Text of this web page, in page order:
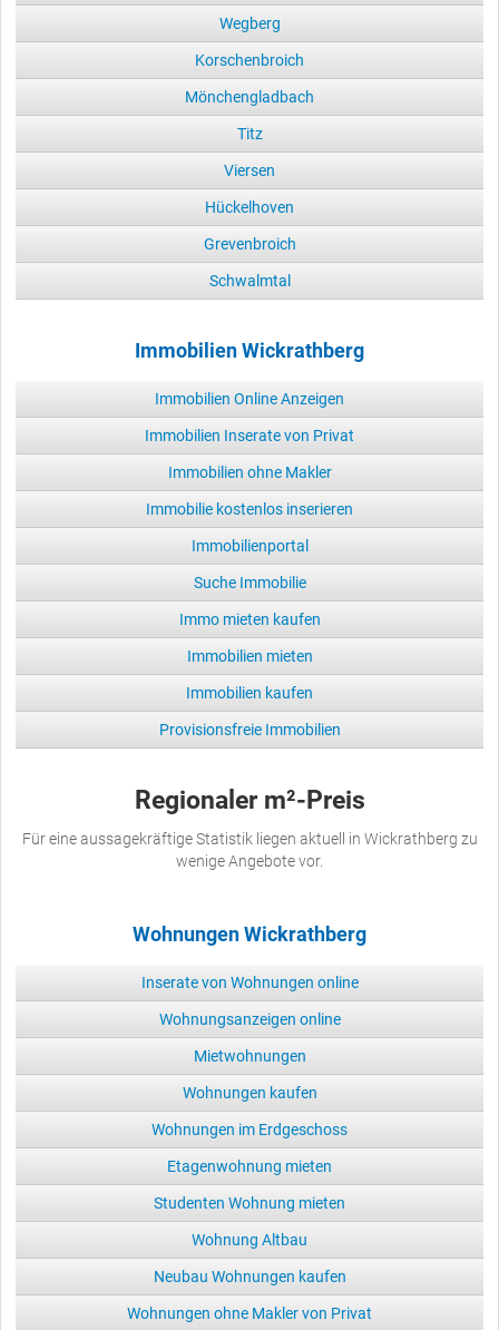
Wegberg
Korschenbroich
Mönchengladbach
Titz
Viersen
Hückelhoven
Grevenbroich
Schwalmtal
Immobilien Wickrathberg
Immobilien Online Anzeigen
Immobilien Inserate von Privat
Immobilien ohne Makler
Immobilie kostenlos inserieren
Immobilienportal
Suche Immobilie
Immo mieten kaufen
Immobilien mieten
Immobilien kaufen
Provisionsfreie Immobilien
Regionaler m²-Preis
Für eine aussagekräftige Statistik liegen aktuell in Wickrathberg zu
wenige Angebote vor.
Wohnungen Wickrathberg
Inserate von Wohnungen online
Wohnungsanzeigen online
Mietwohnungen
Wohnungen kaufen
Wohnungen im Erdgeschoss
Etagenwohnung mieten
Studenten Wohnung mieten
Wohnung Altbau
Neubau Wohnungen kaufen
Wohnungen ohne Makler von Privat